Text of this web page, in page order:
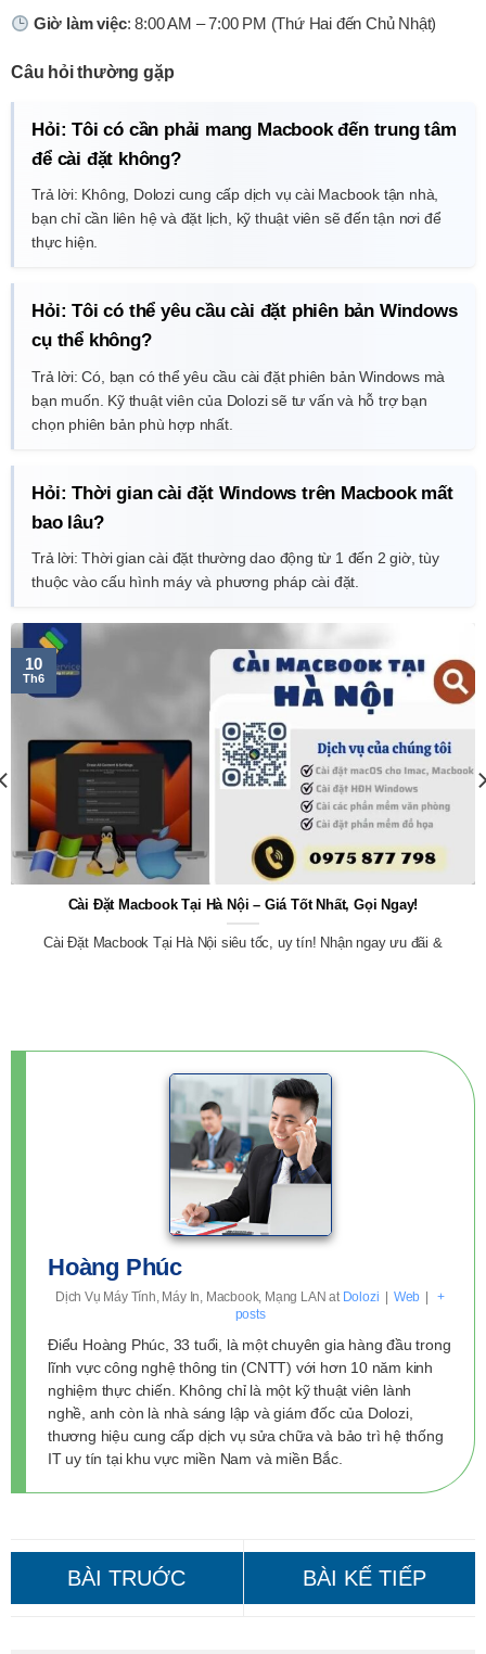
Giờ làm việc: 8:00 AM – 7:00 PM (Thứ Hai đến Chủ Nhật)
Câu hỏi thường gặp
Hỏi: Tôi có cần phải mang Macbook đến trung tâm
để cài đặt không?
Trả lời: Không, Dolozi cung cấp dịch vụ cài Macbook tận nhà,
bạn chỉ cần liên hệ và đặt lịch, kỹ thuật viên sẽ đến tận nơi để
thực hiện.
Hỏi: Tôi có thể yêu cầu cài đặt phiên bản Windows
cụ thể không?
Trả lời: Có, bạn có thể yêu cầu cài đặt phiên bản Windows mà
bạn muốn. Kỹ thuật viên của Dolozi sẽ tư vấn và hỗ trợ bạn
chọn phiên bản phù hợp nhất.
Hỏi: Thời gian cài đặt Windows trên Macbook mất
bao lâu?
Trả lời: Thời gian cài đặt thường dao động từ 1 đến 2 giờ, tùy
thuộc vào cấu hình máy và phương pháp cài đặt.
Cài Đặt Macbook Tại Hà Nội – Giá Tốt Nhất, Gọi Ngay!
Cài Đặt Macbook Tại Hà Nội siêu tốc, uy tín! Nhận ngay ưu đãi &
10
Th6
Hoàng Phúc
Dịch Vụ Máy Tính, Máy In, Macbook, Mạng LAN at Dolozi | Web |
+
posts
Điểu Hoàng Phúc, 33 tuổi, là một chuyên gia hàng đầu trong
lĩnh vực công nghệ thông tin (CNTT) với hơn 10 năm kinh
nghiệm thực chiến. Không chỉ là một kỹ thuật viên lành
nghề, anh còn là nhà sáng lập và giám đốc của Dolozi,
thương hiệu cung cấp dịch vụ sửa chữa và bảo trì hệ thống
IT uy tín tại khu vực miền Nam và miền Bắc.